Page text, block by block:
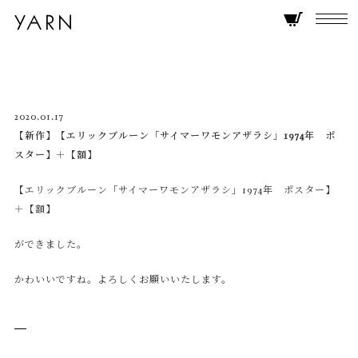
2020.01.17
【新作】【エリックブルーン「サイマーワモンアザラシ」1974年 ポ
スター】＋【額】
【エリックブルーン「サイマーワモンアザラシ」1974年 ポスター】
＋【額】
ができました。
かわいいですね。よろしくお願いいたします。